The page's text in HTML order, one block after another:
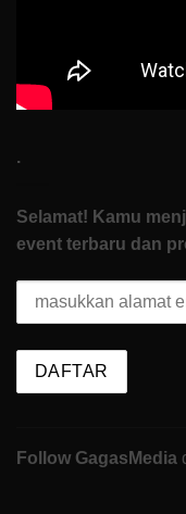
.
Selamat! Kamu
event terbaru dan
Follow GagasMedia